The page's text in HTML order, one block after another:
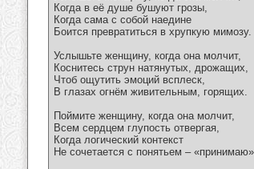
Когда в её душе бушуют грозы,
Когда сама с собой наедине
Боится превратиться в хрупкую мимозу.
Услышьте женщину, когда она молчит,
Коснитесь струн натянутых, дрожащих,
Чтоб ощутить эмоций всплеск,
В глазах огнём живительным, горящих.
Поймите женщину, когда она молчит,
Всем сердцем глупость отвергая,
Когда логический контекст
Не сочетается с понятьем –